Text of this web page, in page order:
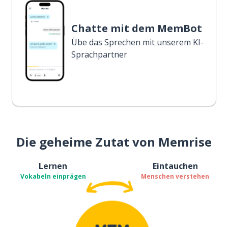
Chatte mit dem MemBot
Übe das Sprechen mit unserem KI-
Sprachpartner
Die geheime Zutat von Memrise
Lernen
Vokabeln einprägen
Eintauchen
Menschen verstehen